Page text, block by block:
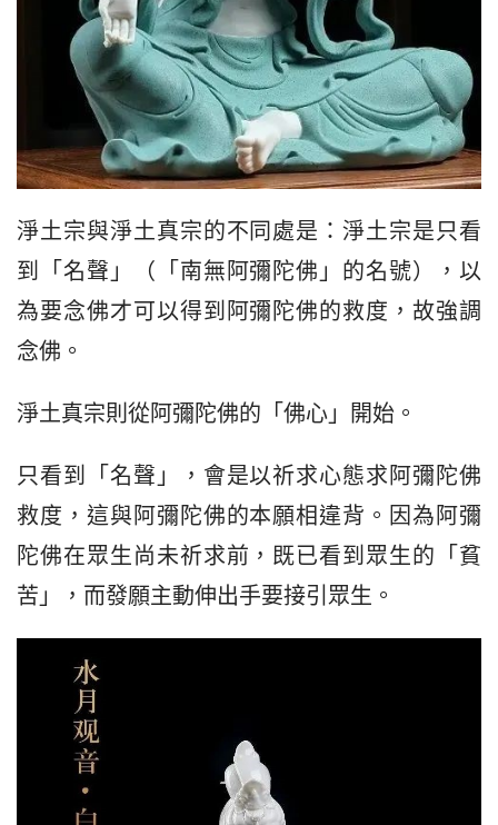
淨土宗與淨土真宗的不同處是：淨土宗是只看
到「名聲」（「南無阿彌陀佛」的名號），以
為要念佛才可以得到阿彌陀佛的救度，故強調
念佛。
淨土真宗則從阿彌陀佛的「佛心」開始。
只看到「名聲」，會是以祈求心態求阿彌陀佛
救度，這與阿彌陀佛的本願相違背。因為阿彌
陀佛在眾生尚未祈求前，既已看到眾生的「貧
苦」，而發願主動伸出手要接引眾生。